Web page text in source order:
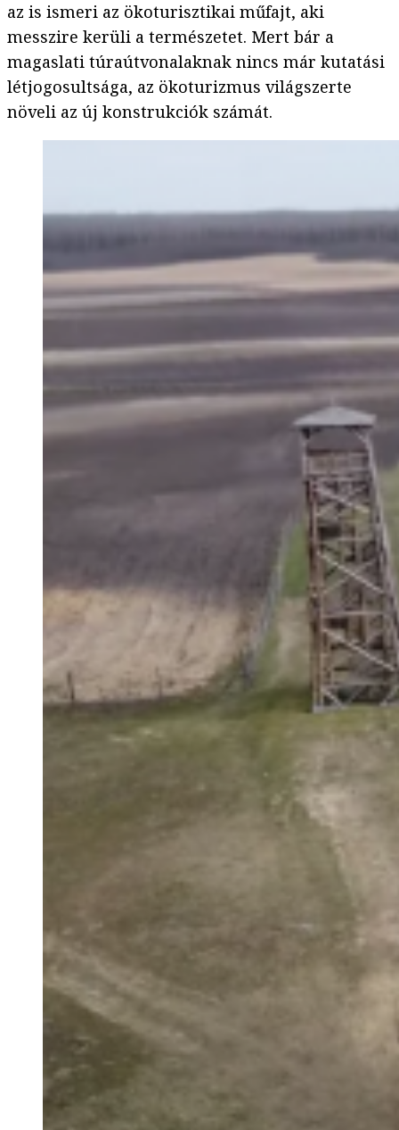
az is ismeri az ökoturisztikai műfajt, aki
messzire kerüli a természetet. Mert bár a
magaslati túraútvonalaknak nincs már kutatási
létjogosultsága, az ökoturizmus világszerte
növeli az új konstrukciók számát.